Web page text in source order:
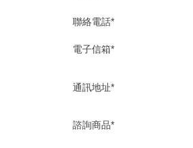
聯絡電話*
電子信箱*
通訊地址*
諮詢商品*